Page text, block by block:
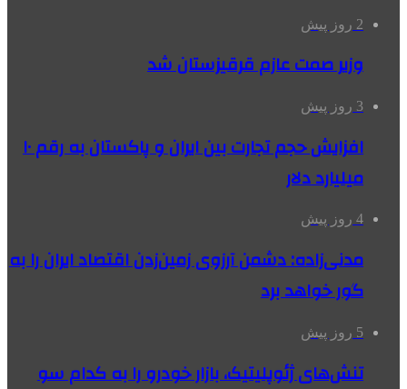
2 روز پیش
وزیر صمت عازم قرقیزستان شد
3 روز پیش
افزایش حجم تجارت بین ایران و پاکستان به رقم ۱۰
میلیارد دلار
4 روز پیش
مدنی‌زاده: دشمن آرزوی زمین‌زدن اقتصاد ایران را به
گور خواهد برد
5 روز پیش
تنش‌های ژئوپلیتیک، بازار خودرو را به کدام سو